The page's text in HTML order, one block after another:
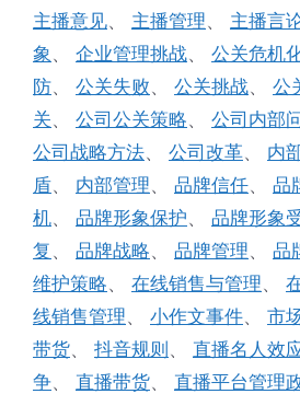
主播意见、 主播管理、 主播言
象 、 企业管理挑战、 公关危机
防、 公关失败、 公关挑战、 公
关、 公司公关策略、 公司内部
公司战略方法、 公司改革、 内
盾、 内部管理、 品牌信任、 品
机、 品牌形象保护、 品牌形象
复 、 品牌战略、 品牌管理、 品
维护策略、 在线销售与管理、
线销售管理、 小作文事件、 市
带货、 抖音规则、 直播名人效
争、 直播带货、 直播平台管理